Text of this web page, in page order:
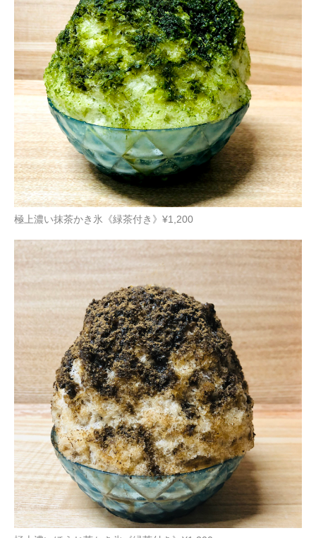
極上濃い抹茶かき氷《緑茶付き》¥1,200